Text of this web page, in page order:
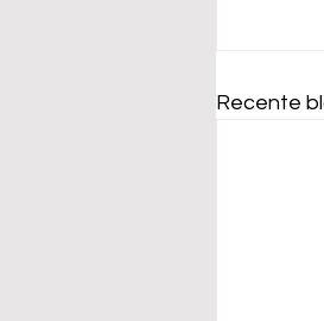
Recente